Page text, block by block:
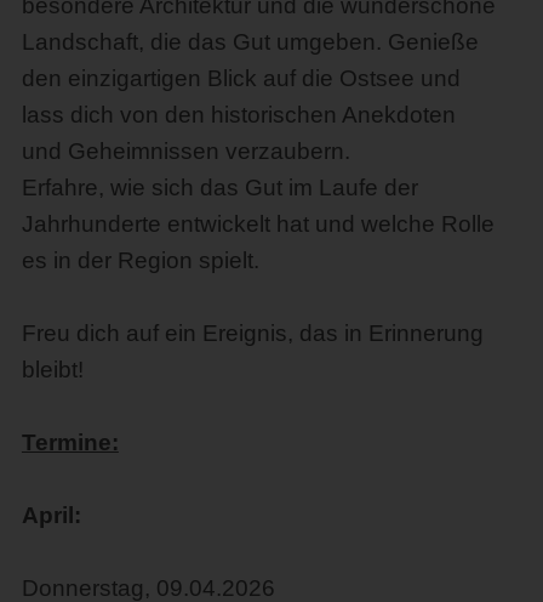
Landschaft, die das Gut umgeben. Genieße
den einzigartigen Blick auf die Ostsee und
lass dich von den historischen Anekdoten
und Geheimnissen verzaubern.
Erfahre, wie sich das Gut im Laufe der
Jahrhunderte entwickelt hat und welche Rolle
es in der Region spielt.
Freu dich auf ein Ereignis, das in Erinnerung
bleibt!
Termine:
April:
Donnerstag, 09.04.2026